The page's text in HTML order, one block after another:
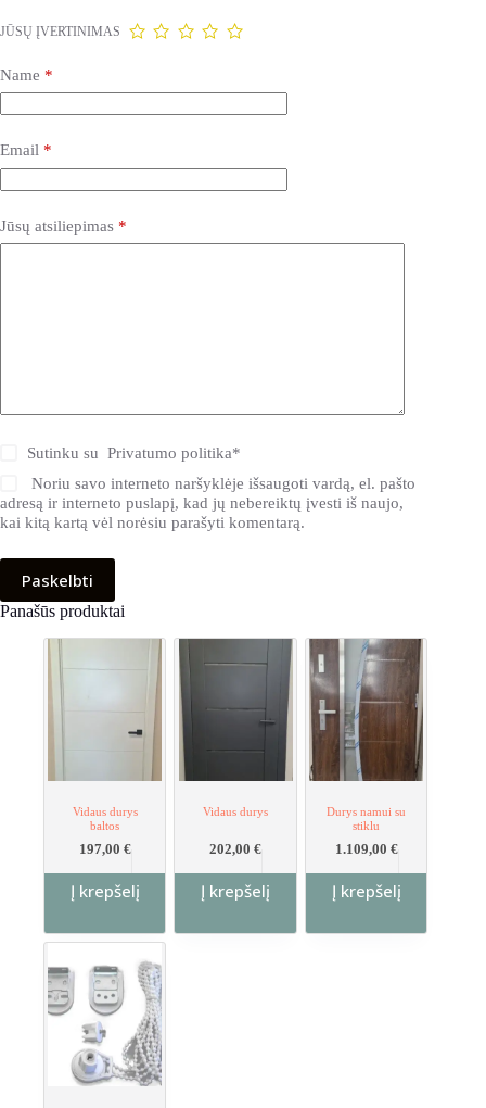
JŪSŲ ĮVERTINIMAS
Name *
Email *
Jūsų atsiliepimas *
Sutinku suPrivatumo politika*
Noriu savo interneto naršyklėje išsaugoti vardą, el. pašto
adresą ir interneto puslapį, kad jų nebereiktų įvesti iš naujo,
kai kitą kartą vėl norėsiu parašyti komentarą.
Paskelbti
Panašūs produktai
Vidaus durys
baltos
197,00 €
Į krepšelį
Vidaus durys
202,00€
Į krepšelį
Durys namui su
stiklu
1.109,00 €
Į krepšelį